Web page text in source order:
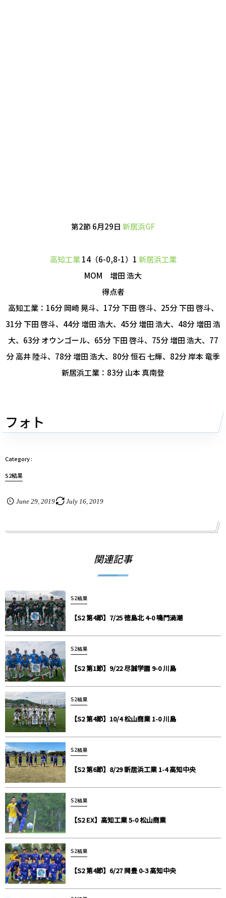
第2節 6月29日 新居浜GF
高知工業14（6-0,8-1）1 新居浜工業
MOM 増田 浩大
得点者
高知工業：16分 岡崎 晃斗、17分 下田 啓斗、25分 下田 啓斗、
31分 下田 啓斗、44分 増田 浩大、45分 増田 浩大、48分 増田 浩
大、63分 オウンゴール、65分 下田 啓斗、75分 増田 浩大、77
分 高井 陸斗、78分 増田 浩大、80分 恒石 七輝、82分 岸本 竜季
新居浜工業：83分 山本 真南登
フォト
S2結果
June 29, 2019 July 16, 2019
関連記事
S2結果
【S2 第4節】7/25 徳島北 4-0 鳴門渦潮
S2結果
【S2 第1節】9/22 尽誠学園 9-0 川島
S2結果
【S2 第4節】10/4 松山商業 1-0 川島
S2結果
【S2 第6節】8/29 新居浜工業 1-4 高知中央
S2結果
【S2 EX】高知工業 5-0 松山商業
S2結果
【S2 第4節】6/27 岡豊 0-3 高知中央